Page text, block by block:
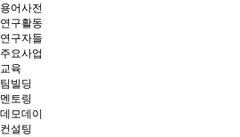
용어사전
연구활동
연구자들
주요사업
교육
팀빌딩
멘토링
데모데이
컨설팅